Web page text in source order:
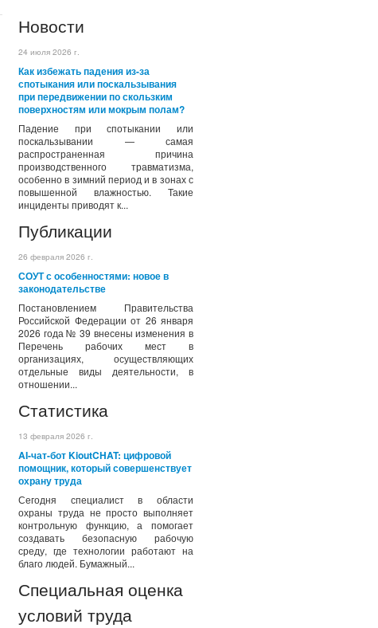
Новости
24 июля 2026 г.
Как избежать падения из-за
спотыкания или поскальзывания
при передвижении по скользким
поверхностям или мокрым полам?
Падение при спотыкании или
поскальзывании — самая
распространенная причина
производственного травматизма,
особенно в зимний период и в зонах с
повышенной влажностью. Такие
инциденты приводят к...
Публикации
26 февраля 2026 г.
СОУТ с особенностями: новое в
законодательстве
Постановлением Правительства
Российской Федерации от 26 января
2026 года № 39 внесены изменения в
Перечень рабочих мест в
организациях, осуществляющих
отдельные виды деятельности, в
отношении...
Статистика
13 февраля 2026 г.
AI-чат-бот KioutCHAT: цифровой
помощник, который совершенствует
охрану труда
Сегодня специалист в области
охраны труда не просто выполняет
контрольную функцию, а помогает
создавать безопасную рабочую
среду, где технологии работают на
благо людей. Бумажный...
Специальная оценка
условий труда